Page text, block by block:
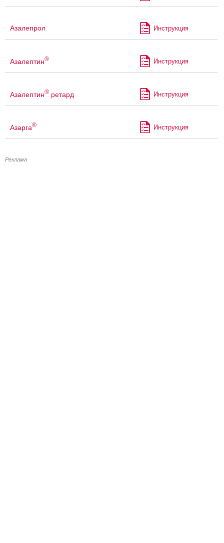
Азалепрол Инструкция
Азалептин® Инструкция
Азалептин® ретард Инструкция
Азарга® Инструкция
Реклама